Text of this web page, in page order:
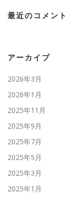
最近のコメント
アーカイブ
2026年3月
2026年1月
2025年11月
2025年9月
2025年7月
2025年5月
2025年3月
2025年1月